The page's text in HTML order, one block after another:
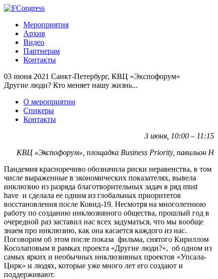
Мероприятия
Архив
Видео
Партнерам
Контакты
03 июня 2021 Санкт-Петербург, КВЦ «Экспофорум»
Другие люди? Кто меняет нашу жизнь...
О мероприятии
Спикеры
Контакты
3 июня, 10:00 – 11:15
КВЦ «Экспофорум», площадка Business Priority, павильон H
Пандемия красноречиво обозначила риски неравенства, в том
числе выраженные в экономических показателях, вывела
инклюзию из разряда благотворительных задач в ряд must
have и сделала ее одним из глобальных приоритетов
восстановления после Ковид-19. Несмотря на многолетнюю
работу по созданию инклюзивного общества, прошлый год в
очередной раз заставил нас всех задуматься, что мы вообще
знаем про инклюзию, как она касается каждого из нас.
Поговорим об этом после показа фильма, снятого Кириллом
Косолаповым в рамках проекта «Другие люди?», об одном из
самых ярких и необычных инклюзивных проектов «Упсала-
Цирк» и людях, которые уже много лет его создают и
поддерживают.